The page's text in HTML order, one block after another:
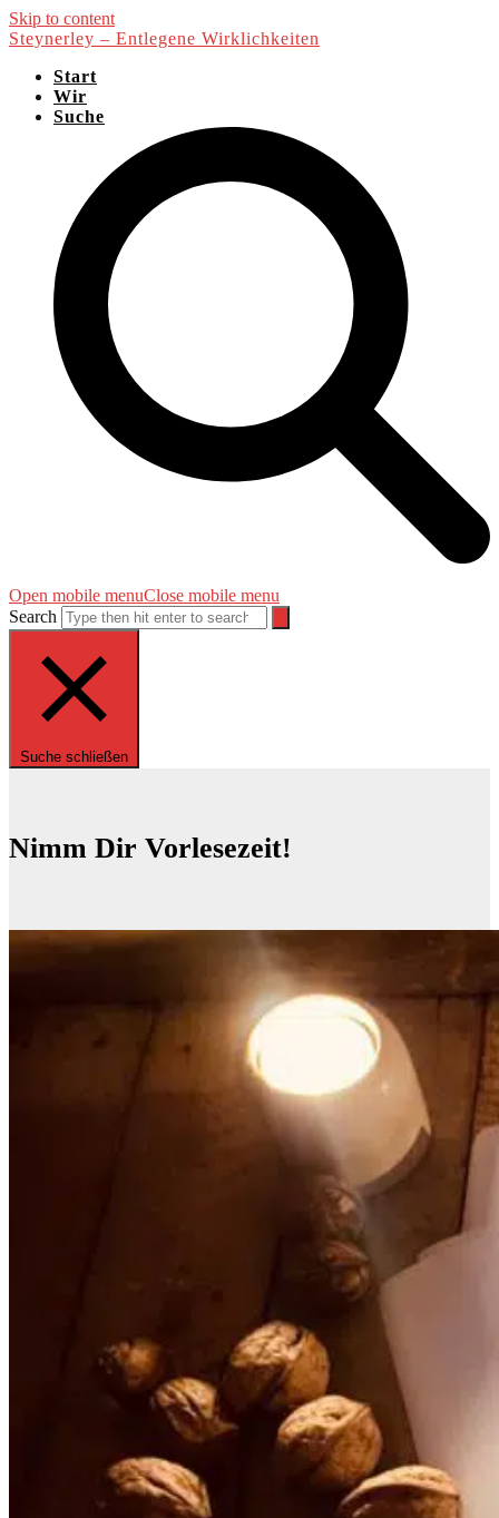
Skip to content
Steynerley – Entlegene Wirklichkeiten
Start
Wir
Suche
Open mobile menuClose mobile menu
Search
Suche schließen
Nimm Dir Vorlesezeit!